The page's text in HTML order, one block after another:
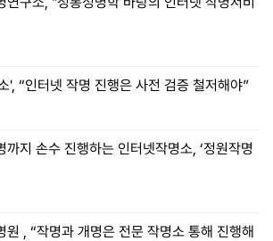
', “인터넷 작명 진행은 사전 검증 철저해야”
까지 손수 진행하는 인터넷작명소, ‘정원작명
원 , “작명과 개명은 전문 작명소 통해 진행해